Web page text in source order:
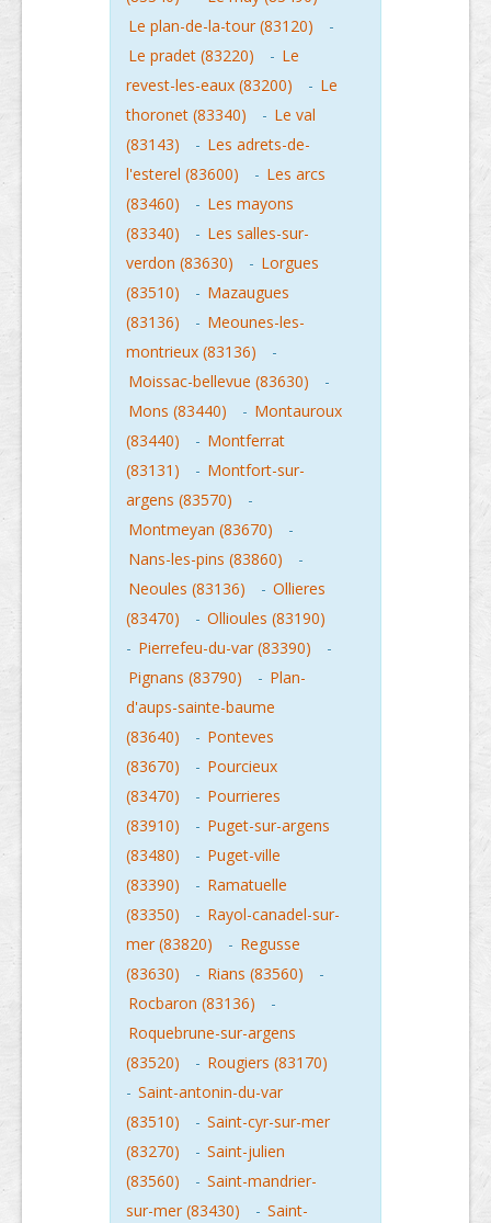
Le plan-de-la-tour (83120)
-
Le pradet (83220)
- Le
revest-les-eaux (83200)
- Le
thoronet (83340)
- Le val
(83143)
- Les adrets-de-
l'esterel (83600)
- Les arcs
(83460)
- Les mayons
(83340)
- Les salles-sur-
verdon (83630)
- Lorgues
(83510)
- Mazaugues
(83136)
- Meounes-les-
montrieux (83136)
-
Moissac-bellevue (83630)
-
Mons (83440)
- Montauroux
(83440)
- Montferrat
(83131)
- Montfort-sur-
argens (83570)
-
Montmeyan (83670)
-
Nans-les-pins (83860)
-
Neoules (83136)
- Ollieres
(83470)
- Ollioules (83190)
- Pierrefeu-du-var (83390)
-
Pignans (83790)
- Plan-
d'aups-sainte-baume
(83640)
- Ponteves
(83670)
- Pourcieux
(83470)
- Pourrieres
(83910)
- Puget-sur-argens
(83480)
- Puget-ville
(83390)
- Ramatuelle
(83350)
- Rayol-canadel-sur-
mer (83820)
- Regusse
(83630)
- Rians (83560)
-
Rocbaron (83136)
-
Roquebrune-sur-argens
(83520)
- Rougiers (83170)
- Saint-antonin-du-var
(83510)
- Saint-cyr-sur-mer
(83270)
- Saint-julien
(83560)
- Saint-mandrier-
sur-mer (83430)
- Saint-